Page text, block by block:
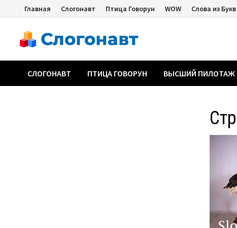
Перейти
содержимому
Главная Слогонавт Птица Говорун WOW Слова из Букв
СЛОГОНАВТ ПТИЦА ГОВОРУН ВЫСШИЙ ПИЛОТАЖ